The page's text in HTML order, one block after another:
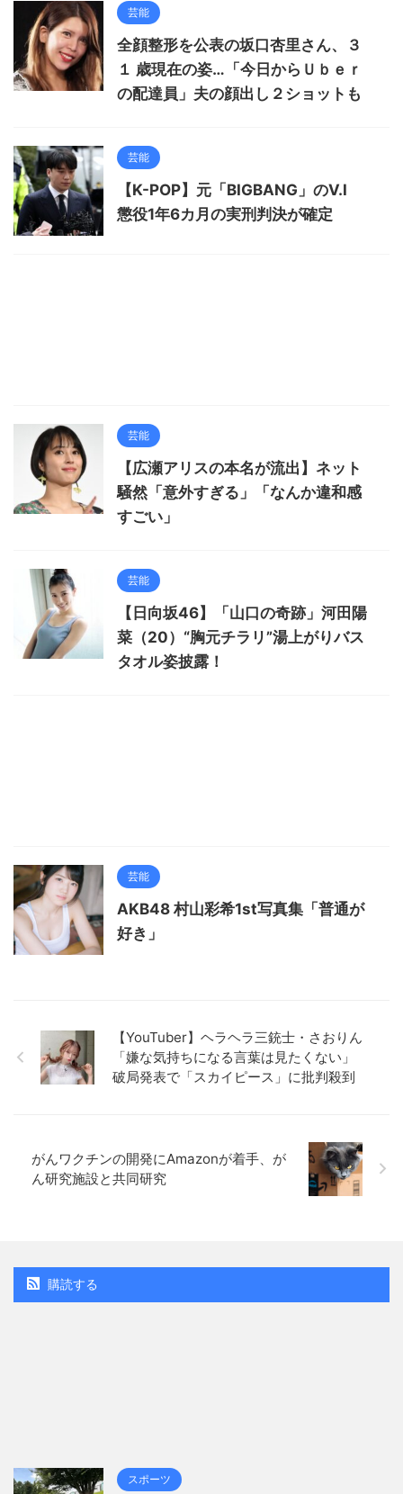
芸能
全顔整形を公表の坂口杏里さん、３
１ 歳現在の姿…「今日からＵｂｅｒ
の配達員」夫の顔出し２ショットも
芸能
【K-POP】元「BIGBANG」のV.I
懲役1年6カ月の実刑判決が確定
芸能
【広瀬アリスの本名が流出】ネット
騒然「意外すぎる」「なんか違和感
すごい」
芸能
【日向坂46】「山口の奇跡」河田陽
菜（20）“胸元チラリ”湯上がりバス
タオル姿披露！
芸能
AKB48 村山彩希1st写真集「普通が
好き」
【YouTuber】ヘラヘラ三銃士・さおりん
「嫌な気持ちになる言葉は見たくない」
破局発表で「スカイピース」に批判殺到
がんワクチンの開発にAmazonが着手、が
ん研究施設と共同研究
購読する
スポーツ